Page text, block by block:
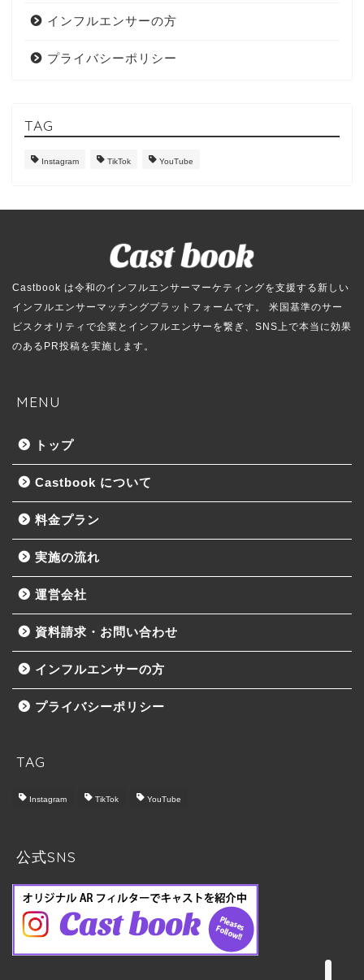
インフルエンサーの方
プライバシーポリシー
TAG
Instagram TikTok YouTube
Castbook は令和のインフルエンサーマーケティングを支援する新しい
インフルエンサーマッチングプラットフォームです。 米国基準のサー
ビスクオリティで企業とインフルエンサーを繋ぎ、SNS上で本当に効果
のあるPR投稿を実施します。
MENU
トップ
Castbook について
料金プラン
実施の流れ
運営会社
資料請求・お問い合わせ
インフルエンサーの方
プライバシーポリシー
TAG
Instagram TikTok YouTube
公式SNS
料金プラン
実施の流れ